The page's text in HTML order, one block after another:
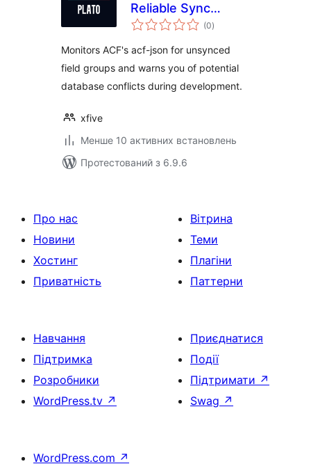
Reliable Sync
Watcher for ACF
(0загальний
рейтинг
)
Monitors ACF's acf-json for unsynced
field groups and warns you of potential
database conflicts during development.
xfive
Менше 10 активних встановлень
Протестований з 6.9.6
Про нас
Новини
Хостинг
Приватність
Вітрина
Теми
Плагіни
Паттерни
Навчання
Підтримка
Розробники
WordPress.tv ↗
Приєднатися
Події
Підтримати ↗
Swag ↗
WordPress.com ↗